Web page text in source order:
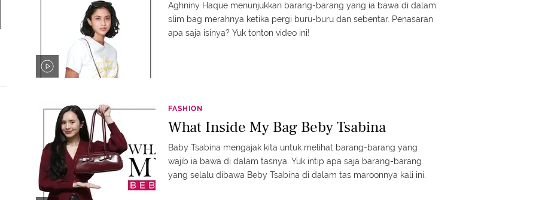
Aghniny Haque menunjukkan barang-barang yang ia bawa di dalam
slim bag merahnya ketika pergi buru-buru dan sebentar. Penasaran
apa saja isinya? Yuk tonton video ini!
FASHION
What Inside My Bag Beby Tsabina
Baby Tsabina mengajak kita untuk melihat barang-barang yang
wajib ia bawa di dalam tasnya. Yuk intip apa saja barang-barang
yang selalu dibawa Beby Tsabina di dalam tas maroonnya kali ini.